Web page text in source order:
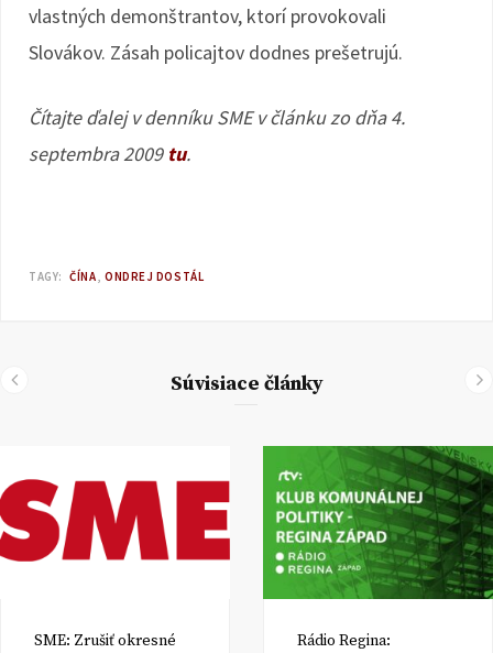
vlastných demonštrantov, ktorí provokovali
Slovákov. Zásah policajtov dodnes prešetrujú.
Čítajte ďalej v denníku SME v článku zo dňa 4.
septembra 2009 tu.
TAGY: ČÍNA ONDREJ DOSTÁL
Súvisiace články
SME: Zrušiť okresné
Rádio Regina: